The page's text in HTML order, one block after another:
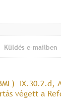
Küldés e-mailben
IX.30.2.d,
végett a